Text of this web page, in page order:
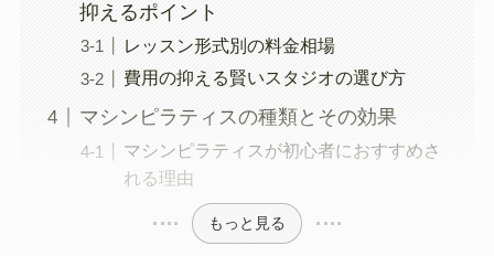
抑えるポイント
レッスン形式別の料金相場
費用の抑える賢いスタジオの選び方
マシンピラティスの種類とその効果
マシンピラティスが初心者におすすめさ
れる理由
もっと見る